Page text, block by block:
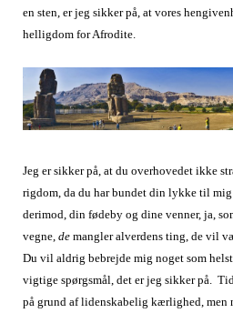
en sten, er jeg sikker på, at vores
helligdom for Afrodite.
Jeg er sikker på, at du overhovedet ikke
rigdom, da du har bundet din lykke til
derimod, din fødeby og dine venner, ja,
vegne, demangler alverdens ting, de vil
Du vil aldrig bebrejde mig noget som
vigtige spørgsmål, det er jeg sikker på.
på grund af lidenskabelig kærlighed, men